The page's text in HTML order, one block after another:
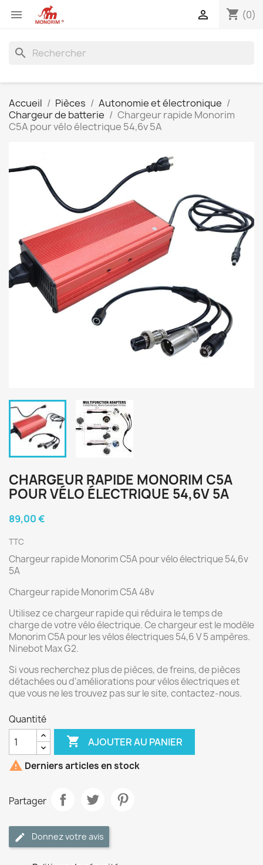
 shopping_cart (0)

search
Accueil Pièces
Autonomie et électronique
Chargeur de batterie
Chargeur rapide Monorim
C5A pour vélo électrique 54,6v 5A
CHARGEUR RAPIDE MONORIM C5A
POUR VÉLO ÉLECTRIQUE 54,6V 5A
89,00 €
TTC
Chargeur rapide Monorim C5A pour vélo électrique 54,6v
5A
Chargeur rapide Monorim C5A 48v
Utilisez ce chargeur rapide qui réduira le temps de
charge de votre vélo électrique. Ce chargeur est le modèle
Monorim C5A pour les vélos électriques 54,6 V 5 ampères.
Ninebot Max G2.
Si vous recherchez plus de pièces, de freins, de pièces
détachées ou d'améliorations pour vélos électriques et
que vous ne les trouvez pas sur le site, contactez-nous.
Quantité
 AJOUTER AU PANIER
 Derniers articles en stock
Partager
Donnez votre avis